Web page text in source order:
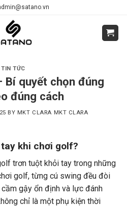
TIN TỨC
Bí quyết chọn đúng
đúng cách
BY MKT CLARA MKT CLARA
khi chơi golf?
trơn tuột khỏi tay trong những
golf, từng cú swing đều đòi
gậy ổn định và lực đánh
chỉ là một phụ kiện thời